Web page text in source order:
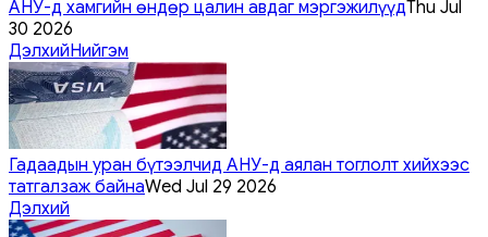
АНУ-д хамгийн өндөр цалин авдаг мэргэжилүүдThu Jul
30 2026
ДэлхийНийгэм
Гадаадын уран бүтээлчид АНУ-д аялан тоглолт хийхээс
татгалзаж байнаWed Jul 29 2026
Дэлхий